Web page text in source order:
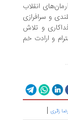
انقلاب
و تلاش
خم